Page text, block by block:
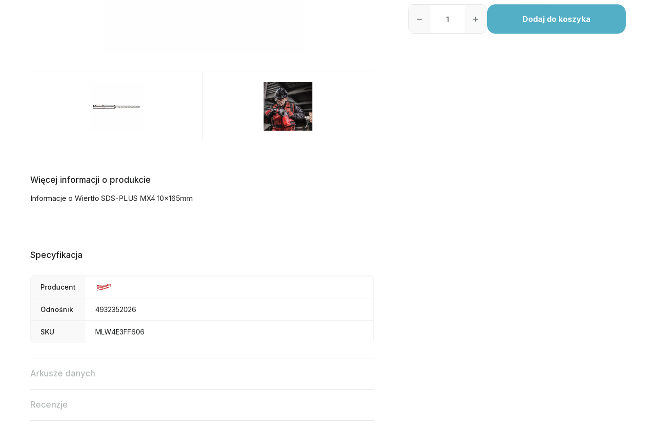
Dodaj do koszyka
Więcej informacji o produkcie
Informacje o Wiertło SDS-PLUS MX4 10x165mm
Specyfikacja
Producent
Odnośnik 4932352026
SKU MLW4E3FF606
Arkusze danych
Recenzje